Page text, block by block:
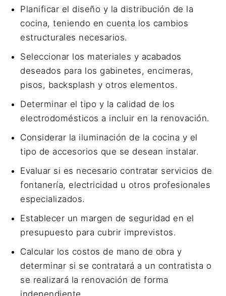
Planificar el diseño y la distribución de la
cocina, teniendo en cuenta los cambios
estructurales necesarios.
Seleccionar los materiales y acabados
deseados para los gabinetes, encimeras,
pisos, backsplash y otros elementos.
Determinar el tipo y la calidad de los
electrodomésticos a incluir en la renovación.
Considerar la iluminación de la cocina y el
tipo de accesorios que se desean instalar.
Evaluar si es necesario contratar servicios de
fontanería, electricidad u otros profesionales
especializados.
Establecer un margen de seguridad en el
presupuesto para cubrir imprevistos.
Calcular los costos de mano de obra y
determinar si se contratará a un contratista o
se realizará la renovación de forma
independiente.